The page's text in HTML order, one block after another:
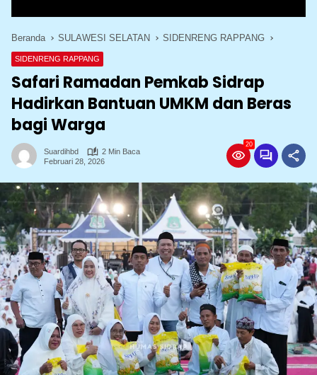
Beranda SULAWESI SELATAN SIDENRENG RAPPANG
SIDENRENG RAPPANG
Safari Ramadan Pemkab Sidrap
Hadirkan Bantuan UMKM dan Beras
bagi Warga
Suardihbd
2 Min Baca
Februari 28, 2026
20